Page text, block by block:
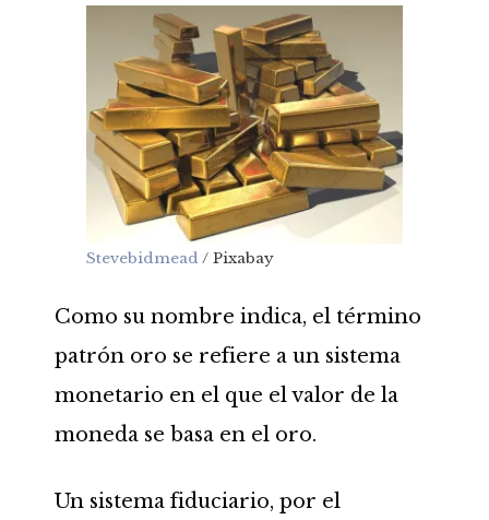
Stevebidmead / Pixabay
Como su nombre indica, el término
patrón oro se refiere a un sistema
monetario en el que el valor de la
moneda se basa en el oro.
Un sistema fiduciario, por el